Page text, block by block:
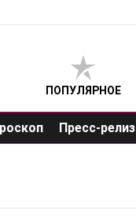
ПОПУЛЯРНОЕ
Пресс-релиз